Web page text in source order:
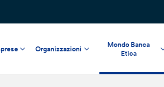
Organizzazioni
Mondo Banca
Etica